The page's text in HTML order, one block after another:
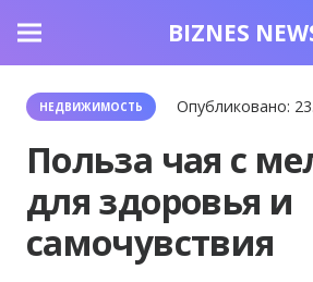
BIZNES
НЕДВИЖИМОСТЬ Опубликовано:
Польза чая с
для здоровья и
самочувствия